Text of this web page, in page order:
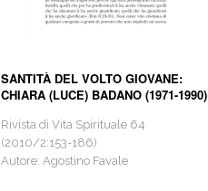
SANTITÀ DEL VOLTO GIOVANE:
CHIARA (LUCE) BADANO (1971-1990)
Rivista di Vita Spirituale 64
(2010/2:153-186)
Autore: Agostino Favale